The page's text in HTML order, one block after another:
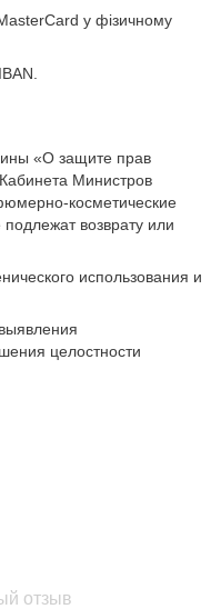
у фізичному
«О защите прав
Министров
косметические
возврату или
использования и
целостности
отзыв